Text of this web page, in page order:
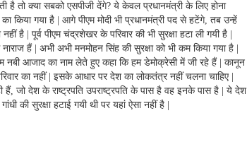
है तो क्या सबको एसपीजी देंगे? ये केवल प्रधानमंत्री के लिए होना
किया गया है | आगे पीएम मोदी भी प्रधानमंत्री पद से हटेंगे, तब उन्हें
है | पूर्व पीएम चंद्रशेखर के परिवार की भी सुरक्षा हटा ली गयी है |
हैं | अभी अभी मनमोहन सिंह की सुरक्षा को भी कम किया गया है |
नबी आजाद का नाम लेते हुए कहा कि हम डेमोक्रेसी में जी रहे हैं | कानून
का नहीं | इसके आधार पर देश का लोकतंत्र नहीं चलना चाहिए |
हैं, जो देश के राष्ट्रपति उपराष्ट्रपति के पास है वह इनके पास है | ये देश
की सुरक्षा हटाई गयी थी पर यहां ऐसा नहीं है |